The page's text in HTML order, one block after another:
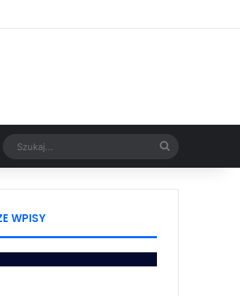
Google News
WPISY